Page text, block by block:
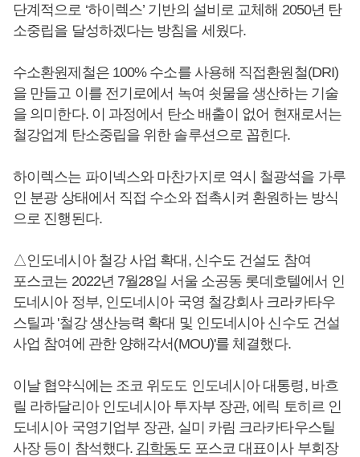
단계적으로 ‘하이렉스’ 기반의 설비로 교체해 2050년 탄
소중립을 달성하겠다는 방침을 세웠다.
수소환원제철은 100% 수소를 사용해 직접환원철(DRI)
을 만들고 이를 전기로에서 녹여 쇳물을 생산하는 기술
을 의미한다. 이 과정에서 탄소 배출이 없어 현재로서는
철강업계 탄소중립을 위한 솔루션으로 꼽힌다.
하이렉스는 파이넥스와 마찬가지로 역시 철광석을 가루
인 분광 상태에서 직접 수소와 접촉시켜 환원하는 방식
으로 진행된다.
△인도네시아 철강 사업 확대, 신수도 건설도 참여
포스코는 2022년 7월28일 서울 소공동 롯데호텔에서 인
도네시아 정부, 인도네시아 국영 철강회사 크라카타우
스틸과 '철강 생산능력 확대 및 인도네시아 신수도 건설
사업 참여에 관한 양해각서(MOU)'를 체결했다.
이날 협약식에는 조코 위도도 인도네시아 대통령, 바흐
릴 라하달리아 인도네시아 투자부 장관, 에릭 토히르 인
도네시아 국영기업부 장관, 실미 카림 크라카타우스틸
사장 등이 참석했다. 김학동 도 포스코 대표이사 부회장